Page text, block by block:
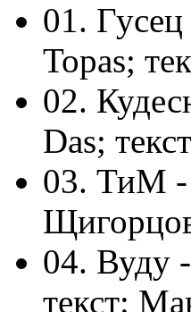
01.
Topas;
02.
Das;
03. ТиМ -
04. Вуду
текст: